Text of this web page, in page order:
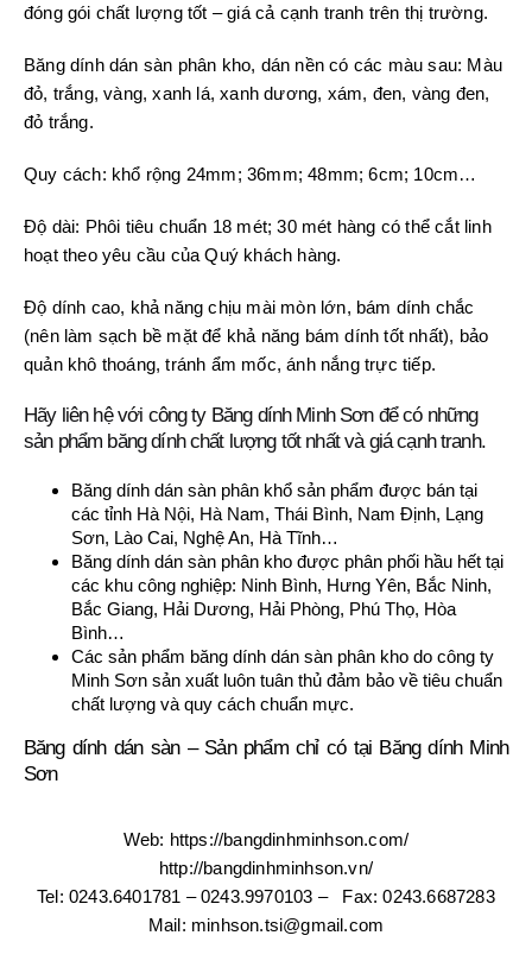
đóng gói chất lượng tốt – giá cả cạnh tranh trên thị trường.
Băng dính dán sàn phân kho, dán nền có các màu sau: Màu
đỏ, trắng, vàng, xanh lá, xanh dương, xám, đen, vàng đen,
đỏ trắng.
Quy cách: khổ rộng 24mm; 36mm; 48mm; 6cm; 10cm…
Độ dài: Phôi tiêu chuẩn 18 mét; 30 mét hàng có thể cắt linh
hoạt theo yêu cầu của Quý khách hàng.
Độ dính cao, khả năng chịu mài mòn lớn, bám dính chắc
(nên làm sạch bề mặt để khả năng bám dính tốt nhất), bảo
quản khô thoáng, tránh ẩm mốc, ánh nắng trực tiếp.
Hãy liên hệ với công ty Băng dính Minh Sơn để có những
sản phẩm băng dính chất lượng tốt nhất và giá cạnh tranh.
Băng dính dán sàn phân khổ sản phẩm được bán tại
các tỉnh Hà Nội, Hà Nam, Thái Bình, Nam Định, Lạng
Sơn, Lào Cai, Nghệ An, Hà Tĩnh…
Băng dính dán sàn phân kho được phân phối hầu hết tại
các khu công nghiệp: Ninh Bình, Hưng Yên, Bắc Ninh,
Bắc Giang, Hải Dương, Hải Phòng, Phú Thọ, Hòa
Bình…
Các sản phẩm băng dính dán sàn phân kho do công ty
Minh Sơn sản xuất luôn tuân thủ đảm bảo về tiêu chuẩn
chất lượng và quy cách chuẩn mực.
Băng dính dán sàn – Sản phẩm chỉ có tại Băng dính Minh
Sơn
Web: https://bangdinhminhson.com/
http://bangdinhminhson.vn/
Tel: 0243.6401781 – 0243.9970103 – Fax: 0243.6687283
Mail: minhson.tsi@gmail.com